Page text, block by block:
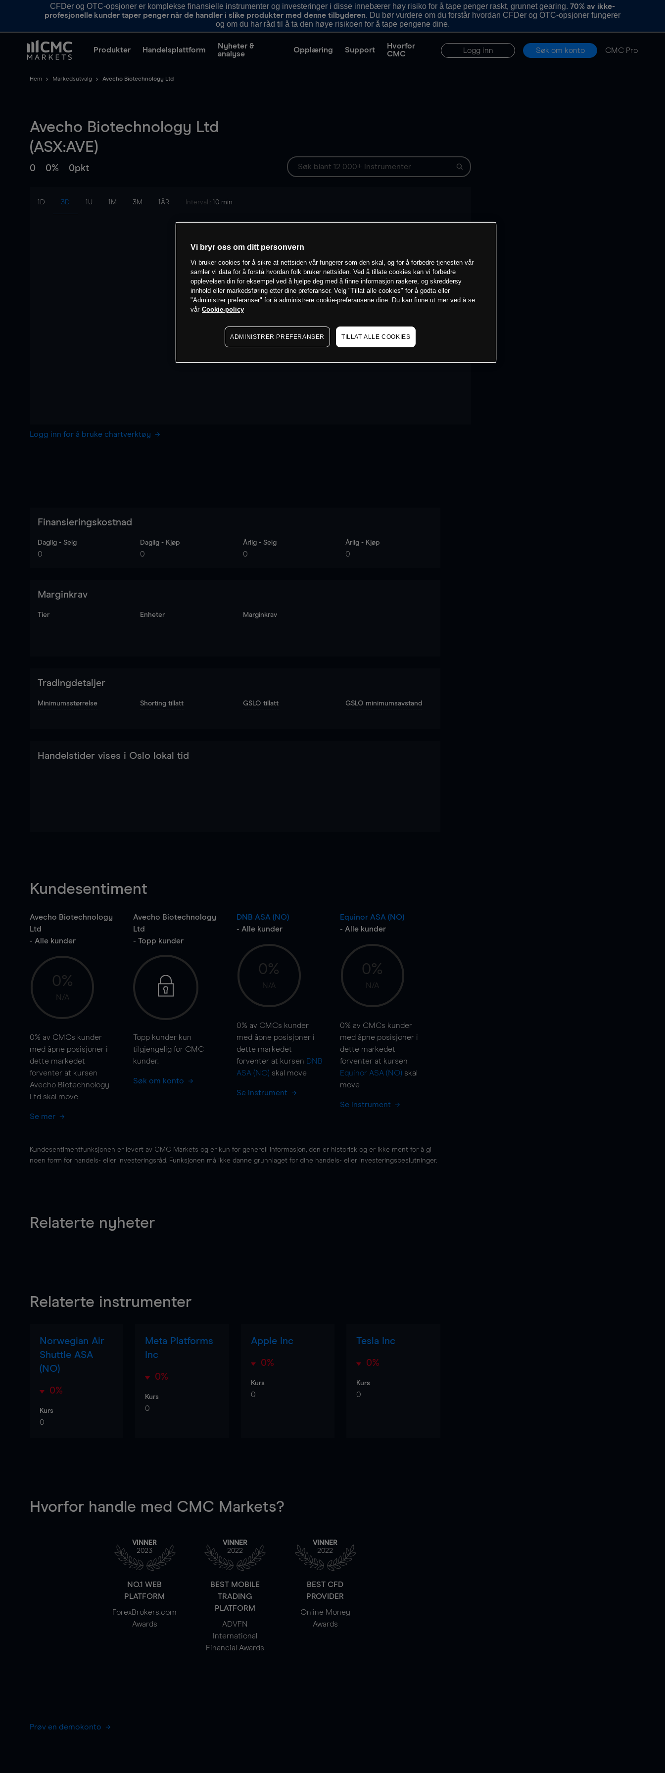
CFDer og OTC-opsjoner er komplekse finansielle instrumenter og investeringer i disse innebærer høy risiko for å tape penger raskt, grunnet gearing.70% av ikke-
profesjonelle kunder taper penger når de handler i slike produkter med denne tilbyderen. Du bør vurdere om du forstår hvordan CFDer og OTC-opsjoner fungerer
og om du har råd til å ta den høye risikoen for å tape pengene dine.
Produkter Handelsplattform
Nyheter &
analyse
Opplæring Support
Hvorfor
CMC
Logg inn Søk om konto CMC Pro
Hem Markedsutvalg Avecho Biotechnology Ltd
Avecho Biotechnology Ltd
(ASX:AVE)
0 0% 0pkt
1D 3D 1U 1M 3M 1ÅR Intervall: 10 min
Logg inn for å bruke chartverktøy
Finansieringskostnad
Daglig - Selg
0
Daglig - Kjøp
0
Årlig - Selg
0
Årlig - Kjøp
0
Marginkrav
Tier Enheter Marginkrav
Tradingdetaljer
Minimumsstørrelse Shorting tillatt GSLO tillatt GSLO minimumsavstand
Handelstider vises i Oslo lokal tid
Kundesentiment
Avecho Biotechnology
Ltd
- Alle kunder
0%
N/A
0% av CMCs kunder
med åpne posisjoner i
dette markedet
forventer at kursen
Avecho Biotechnology
Ltd skal move
Se mer
Avecho Biotechnology
Ltd
- Topp kunder
Topp kunder kun
tilgjengelig for CMC
kunder.
Søk om konto
DNB ASA (NO)
- Alle kunder
0%
N/A
0% av CMCs kunder
med åpne posisjoner i
dette markedet
forventer at kursen DNB
ASA (NO) skal move
Se instrument
Equinor ASA (NO)
- Alle kunder
0%
N/A
0% av CMCs kunder
med åpne posisjoner i
dette markedet
forventer at kursen
Equinor ASA (NO) skal
move
Se instrument
Kundesentimentfunksjonen er levert av CMC Markets og er kun for generell informasjon, den er historisk og er ikke ment for å gi
noen form for handels- eller investeringsråd. Funksjonen må ikke danne grunnlaget for dine handels- eller investeringsbeslutninger.
Relaterte nyheter
Relaterte instrumenter
Norwegian Air
Shuttle ASA
(NO)
0%
Kurs
0
Meta Platforms
Inc
0%
Kurs
0
Apple Inc
0%
Kurs
0
Tesla Inc
0%
Kurs
0
Hvorfor handle med CMC Markets?
VINNER
2023
NO.1 WEB
PLATFORM
ForexBrokers.com
Awards
VINNER
2022
BEST MOBILE
TRADING
PLATFORM
ADVFN
International
Financial Awards
VINNER
2022
BEST CFD
PROVIDER
Online Money
Awards
Prøv en demokonto
Vi bryr oss om ditt personvern
Vi bruker cookies for å sikre at nettsiden vår fungerer som den skal, og for å forbedre tjenesten vår
samler vi data for å forstå hvordan folk bruker nettsiden. Ved å tillate cookies kan vi forbedre
opplevelsen din for eksempel ved å hjelpe deg med å finne informasjon raskere, og skreddersy
innhold eller markedsføring etter dine preferanser. Velg "Tillat alle cookies" for å godta eller
"Administrer preferanser" for å administrere cookie-preferansene dine. Du kan finne ut mer ved å se
vår Cookie-policy
ADMINISTRER PREFERANSER TILLAT ALLE COOKIES